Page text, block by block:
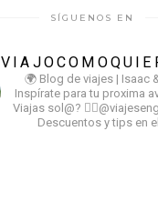
SÍGUENOS EN
🌍 Blog de viajes | Isaac
Inspírate para tu proxima
Viajas sol@?
Descuentos y tips en